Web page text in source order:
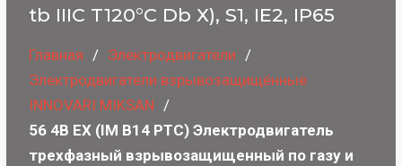
tb IIIC T120°C Db Х), S1, IE2, IP65
Главная
Электродвигатели
Электродвигатели взрывозащищённые
INNOVARI MIKSAN
56 4B EX (IM B14 PTC) Электродвигатель
трехфазный взрывозащищенный по газу и